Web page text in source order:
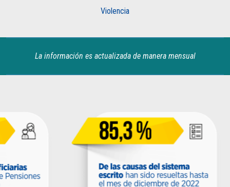
Violencia
La información es actualizada de manera mensual